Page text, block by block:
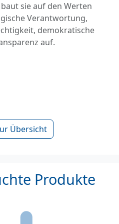
sie auf den Werten
Verantwortung,
demokratische
auf.
Übersicht
Produkte